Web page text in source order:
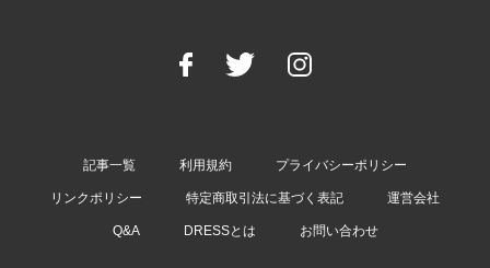
記事一覧 利用規約 プライバシーポリシー
リンクポリシー 特定商取引法に基づく表記 運営会社
Q&A DRESSとは お問い合わせ